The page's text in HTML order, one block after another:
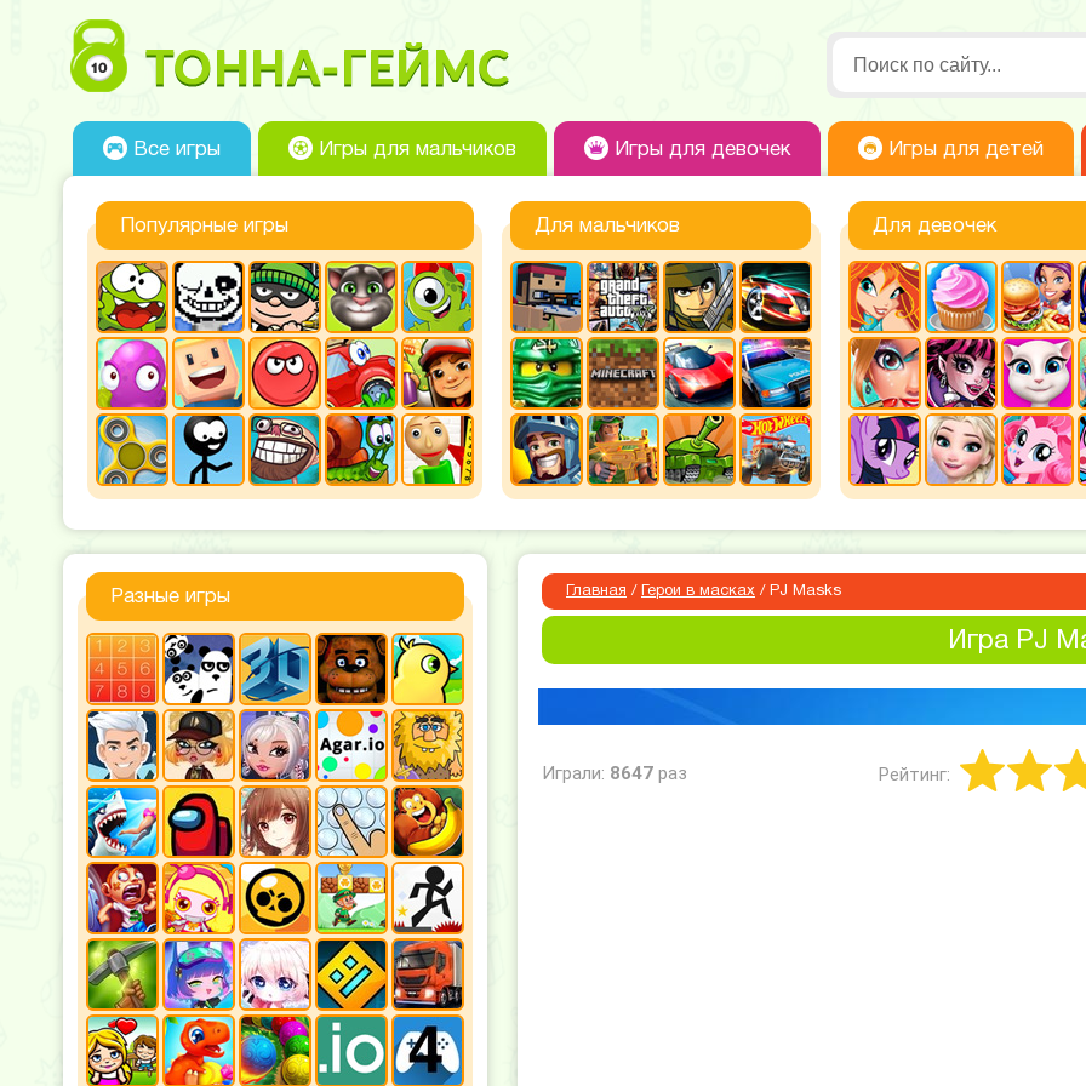
Все игры Игры для мальчиков Игры для девочек Игры для детей
Популярные игры Для мальчиков Для девочек
Разные игры Главная / Герои в масках / PJ Masks
Игра PJ
Играли: 8647 раз Рейтинг: